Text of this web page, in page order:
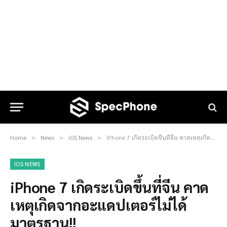
Home » News » iOS News » iPhone 7 เกิดระเบิดขึ้นที่จีน คาดเหตุเกิดจากอะแดปเตอร์ไม่ได้มาตรฐาน!!
IOS NEWS
iPhone 7 เกิดระเบิดขึ้นที่จีน คาด
เหตุเกิดจากอะแดปเตอร์ไม่ได้
มาตรฐาน!!